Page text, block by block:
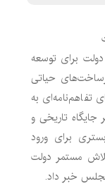
برای توسعه
حیاتی
تفاهم‌نامه‌ای به
جایگاه تاریخی و
برای ورود
مستمر دولت
خبر داد.